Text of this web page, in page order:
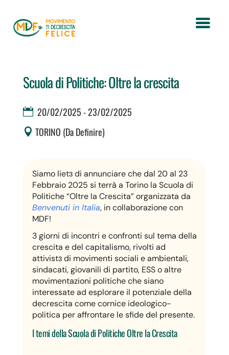
Scuola di Politiche: Oltre la crescita
20/02/2025 - 23/02/2025
TORINO (Da Definire)
Siamo lietɜ di annunciare che dal 20 al 23
Febbraio 2025 si terrà a Torino la Scuola di
Politiche “Oltre la Crescita” organizzata da
Benvenuti in Italia, in collaborazione con
MDF!
3 giorni di incontri e confronti sul tema della
crescita e del capitalismo, rivolti ad
attivistɜ di movimenti sociali e ambientali,
sindacati, giovanili di partito, ESS o altre
movimentazioni politiche che siano
interessate ad esplorare il potenziale della
decrescita come cornice ideologico-
politica per affrontare le sfide del presente.
I temi della Scuola di Politiche Oltre la Crescita